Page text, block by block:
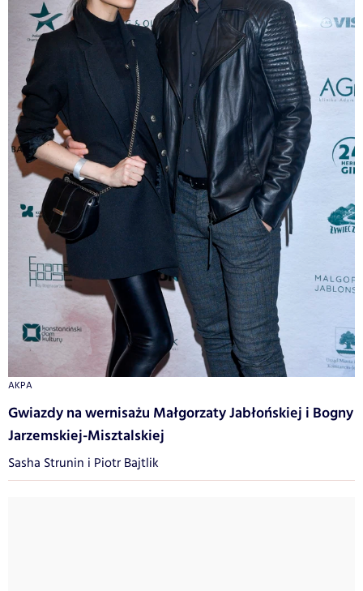
AKPA
Gwiazdy na wernisażu Małgorzaty Jabłońskiej i Bogny
Jarzemskiej-Misztalskiej
Sasha Strunin i Piotr Bajtlik